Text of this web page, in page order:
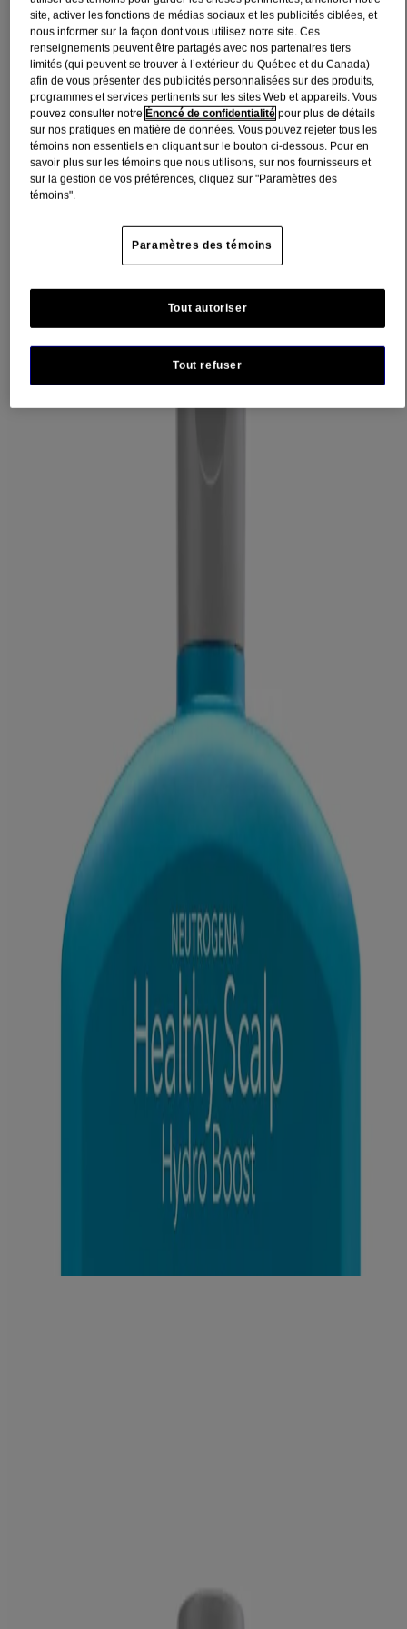
Le shampoing hydratant Neutrogena Healthy Scalp Hydro Boost
désaltère et nettoie les cheveux une 1 étape simple. Spécialement
conçu pour les cheveux et le cuir chevelu secs, il convient à tous les
types de cheveux, y compris les cheveux raides, ondulés et bouclés.
Ce shampoing nourrissant hydrate en profondeur et favorise un cuir
chevelu sain. L’utilisation régulière de ce shampoing non desséchant
aide à préserver la barrière naturelle du cuir chevelu. À base d’acide
hyaluronique, un hydratant naturellement présent dans la peau et qui
attire et emprisonne l’humidité. Cette formule douce et non
médicamenteuse ne contient phtalates, ni parabènes, ni SLS, ni
SLES, ni surfactants sulfatés. Ce soin sûr pour les cheveux teints
utilise le même ingrédient désaltérant que notre gamme Hydro
Hydro boost et autres produits de la gamme Hydro Boost pour le
corps, les mains et le visage.
Shampoing hydratant Neutrogena Healthy Scalp Hydro Boost
Idéal pour les cheveux et le cuir chevelu secs, ce shampoing
Avec acide hyaluronique, un hydratant naturellement présent
dans la peau, qui attire et emprisonne l’humidité
Détail sur le produit
Water (Aqua), Sodium C14-16 Olefin Sulfonate, Cocamidopropyl
Betaine, Glycol Distearate, Hyaluronic Acid, Polyquaternium-22,
PEG-7 Amodimethicone, Linoleamidopropyl PG-Dimonium
Chloride Phosphate, Polyquaternium-39, Sodium Hydrolyzed
Potato Starch Dodecenylsuccinate, Laureth-4, PEG-150
Pentaerythrityl Tetrastearate, PPG-2 Hydroxyethyl Cocamide,
Propylene Glycol, Hexylene Glycol, Acrylates/C10-30 Alkyl
Acrylate Crosspolymer, Sodium Citrate, Citric Acid, Sodium
Hydroxide, Sodium Benzoate, Fragrance (Parfum).
Mode d’emploi
Appliquer le shampoing sur les cheveux mouillés en massant. Faire
Mises en garde et précautions
Utiliser uniquement selon le mode d'emploi. Éviter tout contact avec
les yeux. En cas de contact, rincer les yeux immédiatement. Garder
hors de la portée des enfants.
Ce site web contient des informations sur les produits et peut différer
des informations figurant sur l'emballage du produit que vous
pourriez avoir. Veuillez consulter l'emballage de votre produit pour
obtenir les informations les plus récentes.
site, activer les fonctions de médias sociaux et les publicités ciblées, et
nous informer sur la façon dont vous utilisez notre site. Ces
renseignements peuvent être partagés avec nos partenaires tiers
limités (qui peuvent se trouver à l’extérieur du Québec et du Canada)
afin de vous présenter des publicités personnalisées sur des produits,
programmes et services pertinents sur les sites Web et appareils. Vous
pouvez consulter notreÉnoncé de confidentialité pour plus de détails
sur nos pratiques en matière de données. Vous pouvez rejeter tous les
témoins non essentiels en cliquant sur le bouton ci-dessous. Pour en
savoir plus sur les témoins que nous utilisons, sur nos fournisseurs et
sur la gestion de vos préférences, cliquez sur "Paramètres des
témoins".
Paramètres des témoins
Tout refuser
Tout autoriser